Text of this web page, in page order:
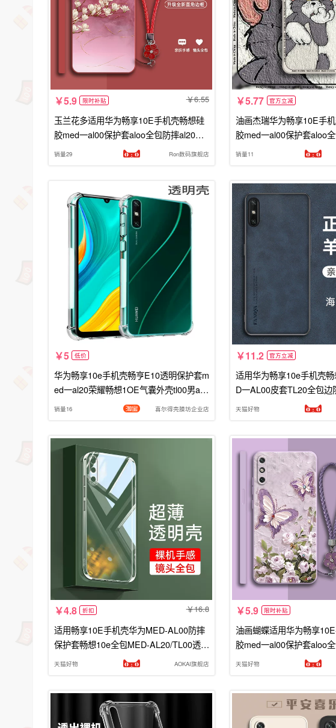
5.9 限时补贴 6.55
玉兰花多适用华为畅享10E手机壳畅想硅
胶med一al00保护套aloo全包防摔al20新
款medal女medaloo男十E荣耀e10男
销量29 Ron数码旗舰店
5.77 官方立减
油画杰瑞华为畅享10E手
胶med一al00保护套aloo
款medal女medaloo男十E
销量11
5 低价
华为畅享10e手机壳畅亨E10透明保护套m
ed一al20荣耀畅想1OE气囊外壳tl00男alo
o女款medal2O硅胶软medaloo防摔
销量16 喜尔得壳膜坊企业店
11.2 官方立减
适用华为畅享10e手机壳
D一AL00皮套TL20全包边
胶软壳ALOO磨砂外壳
天猫好物
4.8 折扣 16.8
适用畅享10E手机壳华为MED-AL00防摔
保护套畅想10e全包MED-AL20/TL00透明
硅胶一medaloo软超薄简约直边后外壳
天猫好物 AOKAI旗舰店
5.9 限时补贴
油画蝴蝶适用华为畅享
胶med一al00保护套aloo
款medal女medaloo男十
天猫好物